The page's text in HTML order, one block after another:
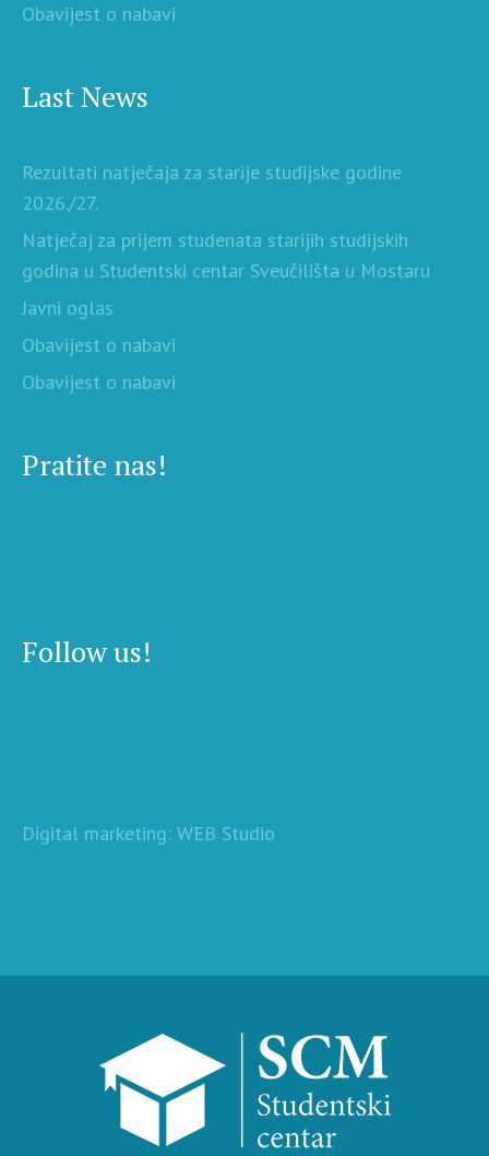
Obavijest o nabavi
Last News
Rezultati natječaja za starije studijske godine
2026./27.
Natječaj za prijem studenata starijih studijskih
godina u Studentski centar Sveučilišta u Mostaru
Javni oglas
Obavijest o nabavi
Obavijest o nabavi
Pratite nas!
Follow us!
Digital marketing: WEB Studio